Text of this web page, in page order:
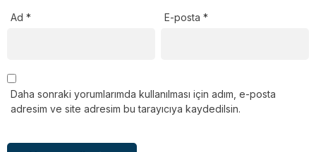
Ad * E-posta*
Daha sonraki yorumlarımda kullanılması için adım, e-posta
adresim ve site adresim bu tarayıcıya kaydedilsin.